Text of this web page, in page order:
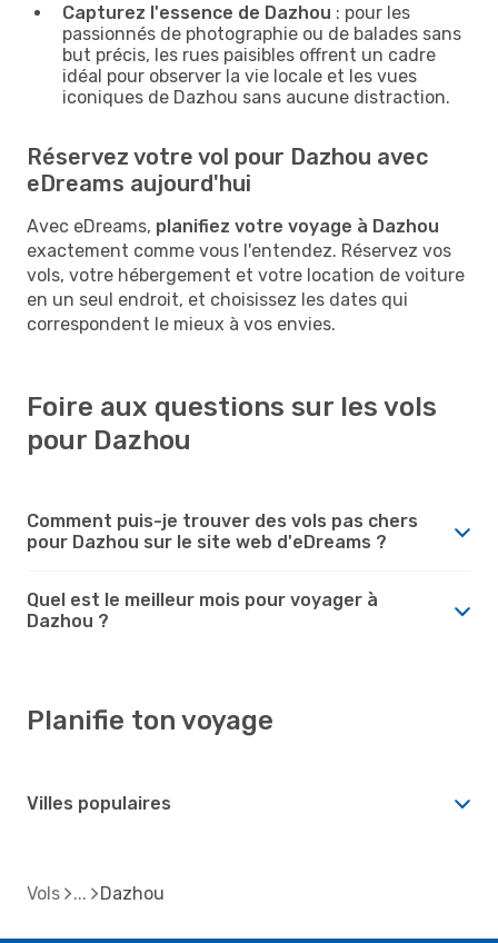
Capturez l'essence de Dazhou : pour les
passionnés de photographie ou de balades sans
but précis, les rues paisibles offrent un cadre
idéal pour observer la vie locale et les vues
iconiques de Dazhou sans aucune distraction.
Réservez votre vol pour Dazhou avec
eDreams aujourd'hui
Avec eDreams, planifiez votre voyage à Dazhou
exactement comme vous l'entendez. Réservez vos
vols, votre hébergement et votre location de voiture
en un seul endroit, et choisissez les dates qui
correspondent le mieux à vos envies.
Foire aux questions sur les vols
pour Dazhou
Comment puis-je trouver des vols pas chers
pour Dazhou sur le site web d'eDreams ?
Quel est le meilleur mois pour voyager à
Dazhou ?
Planifie ton voyage
Villes populaires
Vols Dazhou